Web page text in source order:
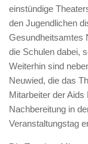
einstündige
den Jugendlichen
Gesundheitsamtes
die Schulen dabei,
Weiterhin sind
Neuwied, die das
Mitarbeiter der
Nachbereitung in
Veranstaltungstag